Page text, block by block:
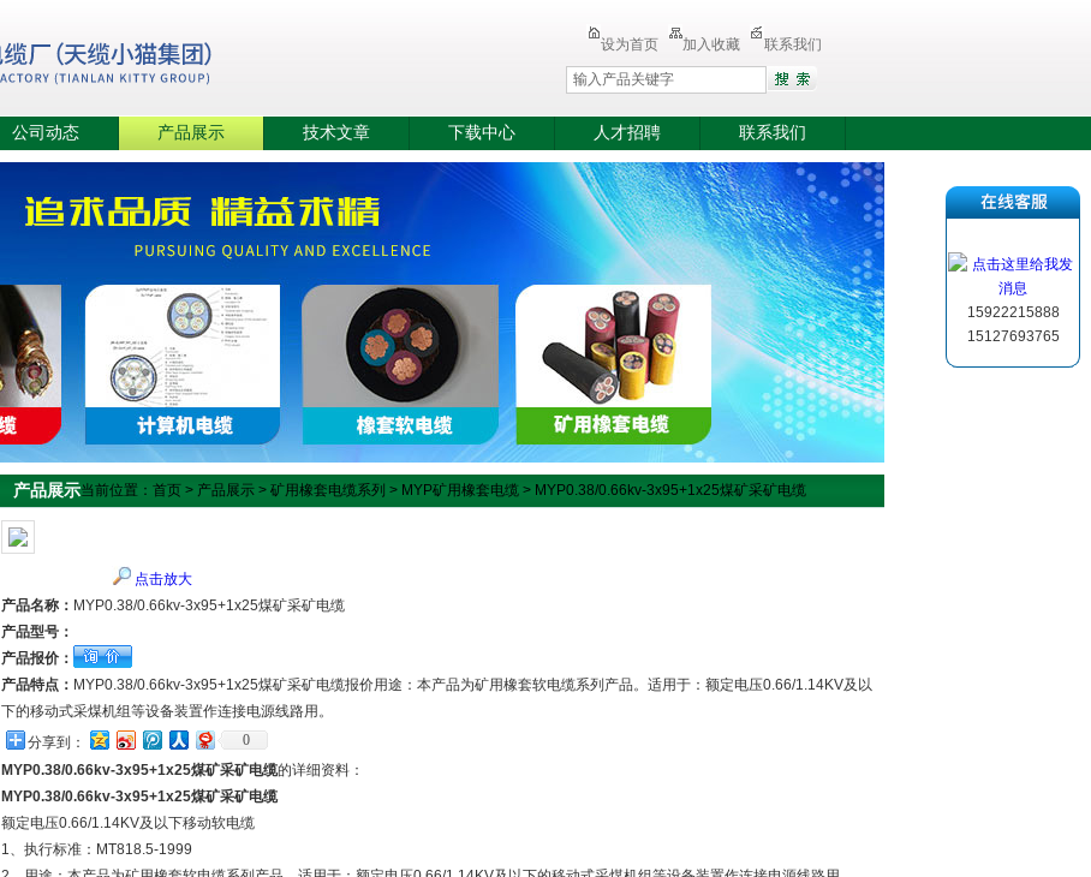
设为首页 加入收藏 联系我们
公司动态 产品展示 技术文章 下载中心 人才招聘 联系我们
产品展示当前位置： 首页 > 产品展示 > 矿用橡套电缆系列 > MYP矿用橡套电缆 > MYP0.38/0.66kv-3x95+1x25煤矿采矿电缆
点击放大
产品名称： MYP0.38/0.66kv-3x95+1x25煤矿采矿电缆
产品型号：
产品报价：
产品特点： MYP0.38/0.66kv-3x95+1x25煤矿采矿电缆报价用途：本产品为矿用橡套软电缆系列产品。适用于：额定电压0.66/1.14KV及以
下的移动式采煤机组等设备装置作连接电源线路用。
分享到：
0
MYP0.38/0.66kv-3x95+1x25煤矿采矿电缆的详细资料：
MYP0.38/0.66kv-3x95+1x25煤矿采矿电缆
额定电压0.66/1.14KV及以下移动软电缆
1、执行标准：MT818.5-1999
15922215888
15127693765